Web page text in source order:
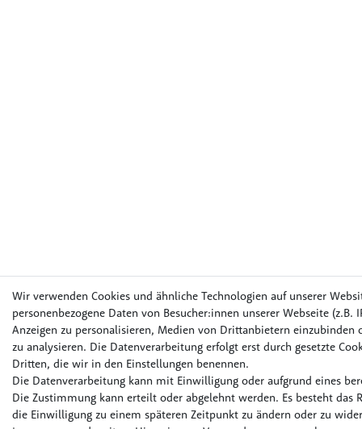
Wir verwenden Cookies und ähnliche Technologien auf unserer
personenbezogene Daten von Besucher:innen unserer Webseite (z.B.
Anzeigen zu personalisieren, Medien von Drittanbietern einzubinden
zu analysieren. Die Datenverarbeitung erfolgt erst durch gesetzte
Dritten, die wir in den Einstellungen benennen.
Die Datenverarbeitung kann mit Einwilligung oder aufgrund eines
Die Zustimmung kann erteilt oder abgelehnt werden. Es besteht das
die Einwilligung zu einem späteren Zeitpunkt zu ändern oder zu